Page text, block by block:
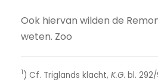
Ook hiervan wilden de
weten. Zoo
1) Cf. Triglands klacht, K.G. bl. 292/